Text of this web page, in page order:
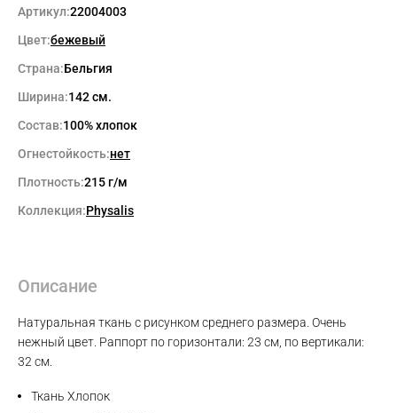
Артикул:22004003
Цвет:бежевый
Страна:Бельгия
Ширина:142 см.
Состав:100% хлопок
Огнестойкость:нет
Плотность:215 г/м
Коллекция:Physalis
Описание
Натуральная ткань с рисунком среднего размера. Очень
нежный цвет. Раппорт по горизонтали: 23 см, по вертикали:
32 см.
Ткань Хлопок
Max